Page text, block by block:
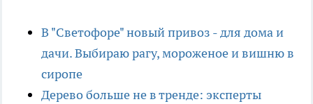
В "Светофоре" новый привоз - для дома и
дачи. Выбираю рагу, мороженое и вишню в
сиропе
Дерево больше не в тренде: эксперты